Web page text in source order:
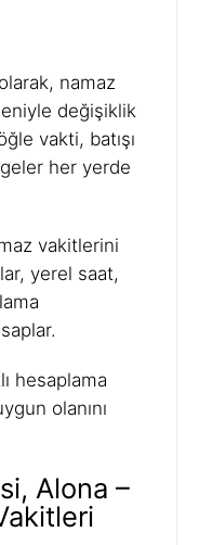
namaz
değişiklik
vakti, batışı
her yerde
vakitlerini
yerel saat,
hesaplama
olanını
Alona –